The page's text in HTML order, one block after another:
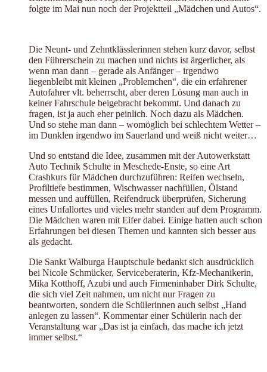
folgte im Mai nun noch der Projektteil „Mädchen und Autos“.
Die Neunt- und Zehntklässlerinnen stehen kurz davor, selbst
den Führerschein zu machen und nichts ist ärgerlicher, als
wenn man dann – gerade als Anfänger – irgendwo
liegenbleibt mit kleinen „Problemchen“, die ein erfahrener
Autofahrer vlt. beherrscht, aber deren Lösung man auch in
keiner Fahrschule beigebracht bekommt. Und danach zu
fragen, ist ja auch eher peinlich. Noch dazu als Mädchen.
Und so stehe man dann – womöglich bei schlechtem Wetter –
im Dunklen irgendwo im Sauerland und weiß nicht weiter…
Und so entstand die Idee, zusammen mit der Autowerkstatt
Auto Technik Schulte in Meschede-Enste, so eine Art
Crashkurs für Mädchen durchzuführen: Reifen wechseln,
Profiltiefe bestimmen, Wischwasser nachfüllen, Ölstand
messen und auffüllen, Reifendruck überprüfen, Sicherung
eines Unfallortes und vieles mehr standen auf dem Programm.
Die Mädchen waren mit Eifer dabei. Einige hatten auch schon
Erfahrungen bei diesen Themen und kannten sich besser aus
als gedacht.
Die Sankt Walburga Hauptschule bedankt sich ausdrücklich
bei Nicole Schmücker, Serviceberaterin, Kfz-Mechanikerin,
Mika Kotthoff, Azubi und auch Firmeninhaber Dirk Schulte,
die sich viel Zeit nahmen, um nicht nur Fragen zu
beantworten, sondern die Schülerinnen auch selbst „Hand
anlegen zu lassen“. Kommentar einer Schülerin nach der
Veranstaltung war „Das ist ja einfach, das mache ich jetzt
immer selbst.“